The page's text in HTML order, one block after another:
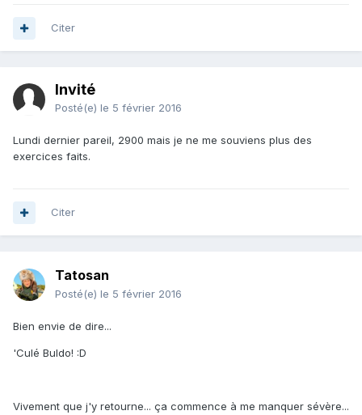
Citer
Invité
Posté(e) le 5 février 2016
Lundi dernier pareil, 2900 mais je ne me souviens plus des
exercices faits.
Citer
Tatosan
Posté(e) le 5 février 2016
Bien envie de dire...
'Culé Buldo! :D
Vivement que j'y retourne... ça commence à me manquer sévère...